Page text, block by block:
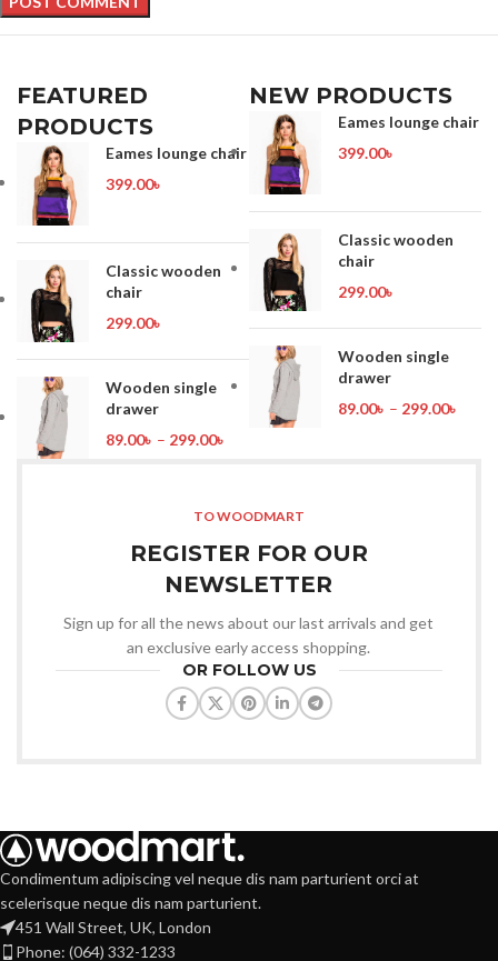
FEATURED
PRODUCTS
Eames lounge chair
399.00৳
Classic wooden
chair
299.00৳
Wooden single
drawer
89.00৳ – 299.00৳
NEW PRODUCTS
Eames lounge chair
399.00৳
Classic wooden
chair
299.00৳
Wooden single
drawer
89.00৳ – 299.00৳
TO WOODMART
REGISTER FOR OUR
NEWSLETTER
Sign up for all the news about our last arrivals and get
an exclusive early access shopping.
OR FOLLOW US
Condimentum adipiscing vel neque dis nam parturient orci at
scelerisque neque dis nam parturient.
451 Wall Street, UK, London
Phone: (064) 332-1233